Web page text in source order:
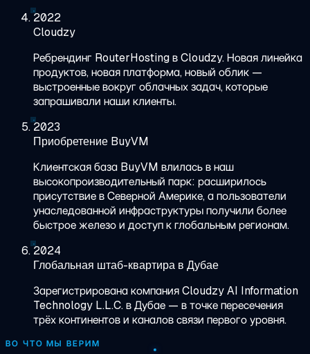
2022
Cloudzy
Ребрендинг RouterHosting в Cloudzy. Новая линейка
продуктов, новая платформа, новый облик —
выстроенные вокруг облачных задач, которые
запрашивали наши клиенты.
2023
Приобретение BuyVM
Клиентская база BuyVM влилась в наш
высокопроизводительный парк: расширилось
присутствие в Северной Америке, а пользователи
унаследованной инфраструктуры получили более
быстрое железо и доступ к глобальным регионам.
2024
Глобальная штаб-квартира в Дубае
Зарегистрирована компания Cloudzy AI Information
Technology L.L.C. в Дубае — в точке пересечения
трёх континентов и каналов связи первого уровня.
ВО ЧТО МЫ ВЕРИМ